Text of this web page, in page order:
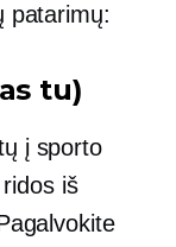
patarimų:
tu)
į sporto
iš